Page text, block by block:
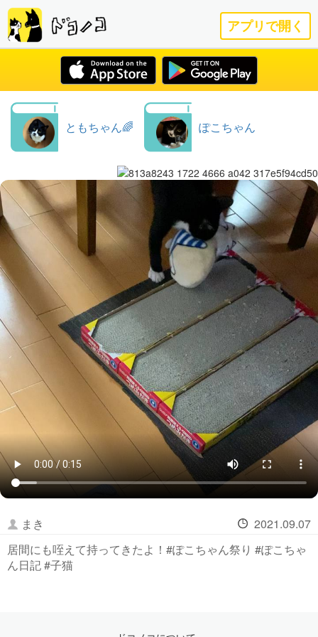
アプリで開く
ともちゃん🌈 ぽこちゃん
まき
2021.09.07
居間にも咥えて持ってきたよ！#ぽこちゃん祭り #ぽこちゃ
ん日記 #子猫